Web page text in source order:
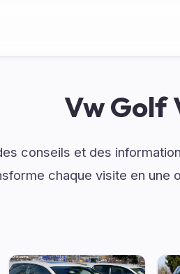
Vw Golf
conseils et des
chaque visite en une